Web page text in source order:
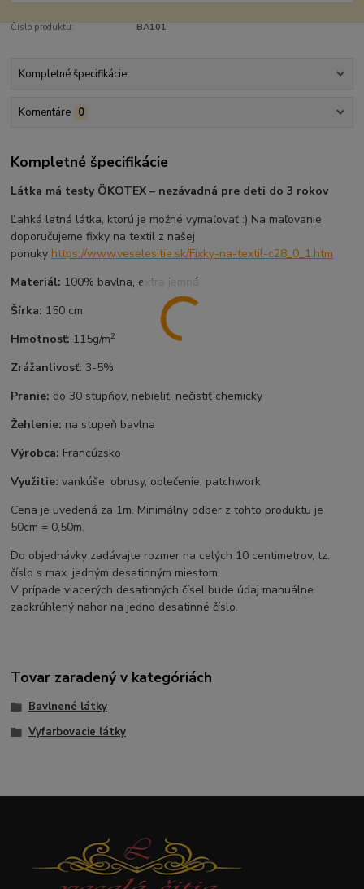
Číslo produktu: BA101
Kompletné špecifikácie
Komentáre 0
Kompletné špecifikácie
Látka má testy ÖKOTEX – nezávadná pre deti do 3 rokov
Ľahká letná látka, ktorú je možné vymaľovať :) Na maľovanie
doporučujeme fixky na textil z našej
ponuky https://www.veselesitie.sk/Fixky-na-textil-c28_0_1.htm
Materiál: 100% bavlna, extra jemná
Šírka: 150 cm
Hmotnosť: 115g/m2
Zrážanlivosť: 3-5%
Pranie: do 30 stupňov, nebieliť, nečistiť chemicky
Žehlenie: na stupeň bavlna
Výrobca: Francúzsko
Využitie: vankúše, obrusy, oblečenie, patchwork
Cena je uvedená za 1m. Minimálny odber z tohto produktu je
50cm = 0,50m.
Do objednávky zadávajte rozmer na celých 10 centimetrov, tz.
číslo s max. jedným desatinným miestom.
V prípade viacerých desatinných čísel bude údaj manuálne
zaokrúhlený nahor na jedno desatinné číslo.
Tovar zaradený v kategóriách
Bavlnené látky
Vyfarbovacie látky